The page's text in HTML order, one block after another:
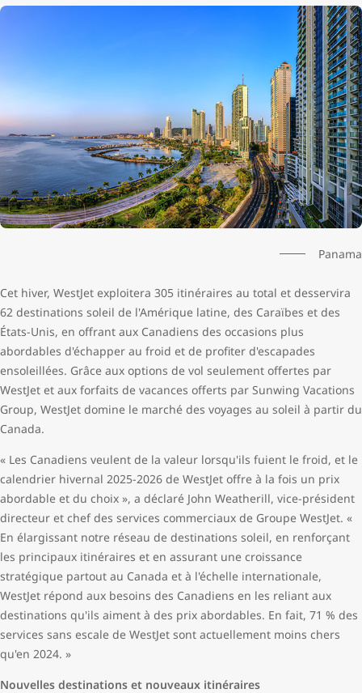
Panama
Cet hiver, WestJet exploitera 305 itinéraires au total et desservira
62 destinations soleil de l'Amérique latine, des Caraïbes et des
États-Unis, en offrant aux Canadiens des occasions plus
abordables d'échapper au froid et de profiter d'escapades
ensoleillées. Grâce aux options de vol seulement offertes par
WestJet et aux forfaits de vacances offerts par Sunwing Vacations
Group, WestJet domine le marché des voyages au soleil à partir du
Canada.
« Les Canadiens veulent de la valeur lorsqu'ils fuient le froid, et le
calendrier hivernal 2025-2026 de WestJet offre à la fois un prix
abordable et du choix », a déclaré John Weatherill, vice-président
directeur et chef des services commerciaux de Groupe WestJet. «
En élargissant notre réseau de destinations soleil, en renforçant
les principaux itinéraires et en assurant une croissance
stratégique partout au Canada et à l'échelle internationale,
WestJet répond aux besoins des Canadiens en les reliant aux
destinations qu'ils aiment à des prix abordables. En fait, 71 % des
services sans escale de WestJet sont actuellement moins chers
qu'en 2024. »
Nouvelles destinations et nouveaux itinéraires